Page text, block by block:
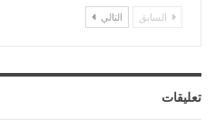
السابق التالي
تعليقات